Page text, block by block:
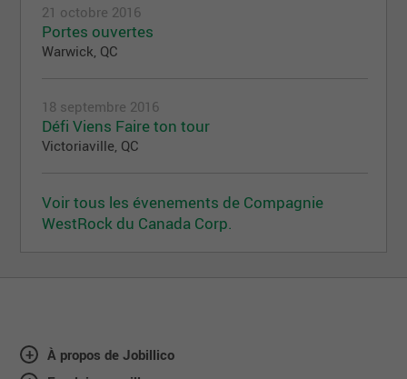
21 octobre 2016
Portes ouvertes
Warwick, QC
18 septembre 2016
Défi Viens Faire ton tour
Victoriaville, QC
Voir tous les évenements de Compagnie
WestRock du Canada Corp.
À propos de Jobillico